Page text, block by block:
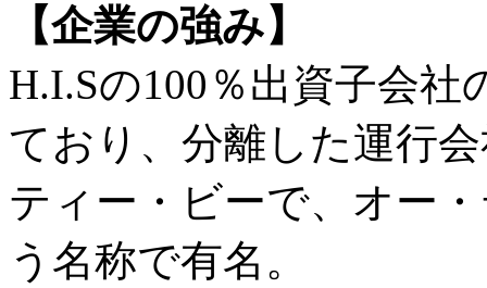
【企業の強み】
H.I.Sの100％出資子会
ており、分離した運行
ティー・ビーで、オー
う名称で有名。